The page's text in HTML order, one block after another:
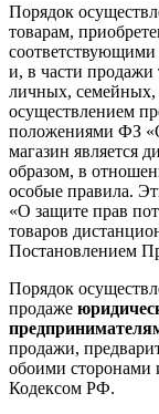
Порядок
товарам,
и, в части продажи
личных,
осуществлением
положениями ФЗ
магазин является
образом, в
особые правила.
«О защите прав
товаров
Постановлением
Порядок
продаже
продажи,
обоими сторонами
Кодексом РФ.